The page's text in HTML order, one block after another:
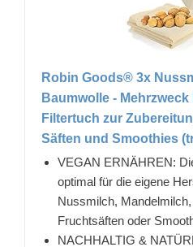
Robin Goods® 3x
Baumwolle -
Filtertuch zur
Säften und Smoothies
VEGAN ERNÄHREN:
optimal für die eigene
Nussmilch,
Fruchtsäften oder
NACHHALTIG &